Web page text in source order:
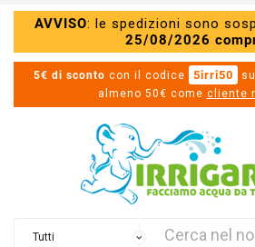
AVVISO: le spedizioni sono
25/08/2026
5€ di sconto con il codice 5irri50
almeno 50€ come cliente